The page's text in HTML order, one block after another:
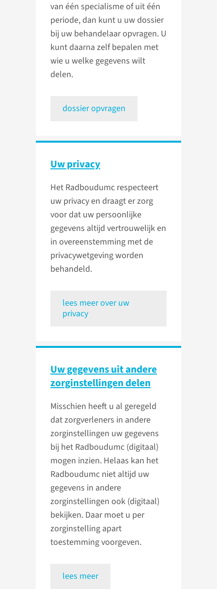
van één specialisme of uit één
periode, dan kunt u uw dossier
bij uw behandelaar opvragen. U
kunt daarna zelf bepalen met
wie u welke gegevens wilt
delen.
dossier opvragen
Uw privacy
Het Radboudumc respecteert
uw privacy en draagt er zorg
voor dat uw persoonlijke
gegevens altijd vertrouwelijk en
in overeenstemming met de
privacywetgeving worden
behandeld.
lees meer over uw
privacy
Uw gegevens uit andere
zorginstellingen delen
Misschien heeft u al geregeld
dat zorgverleners in andere
zorginstellingen uw gegevens
bij het Radboudumc (digitaal)
mogen inzien. Helaas kan het
Radboudumc niet altijd uw
gegevens in andere
zorginstellingen ook (digitaal)
bekijken. Daar moet u per
zorginstelling apart
toestemming voorgeven.
lees meer